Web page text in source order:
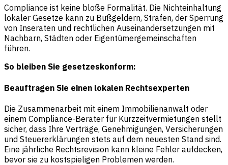
Compliance ist keine bloße Formalität. Die Nichteinhaltung
lokaler Gesetze kann zu Bußgeldern, Strafen, der Sperrung
von Inseraten und rechtlichen Auseinandersetzungen mit
Nachbarn, Städten oder Eigentümergemeinschaften
führen.
So bleiben Sie gesetzeskonform:
Beauftragen Sie einen lokalen Rechtsexperten
Die Zusammenarbeit mit einem Immobilienanwalt oder
einem Compliance-Berater für Kurzzeitvermietungen stellt
sicher, dass Ihre Verträge, Genehmigungen, Versicherungen
und Steuererklärungen stets auf dem neuesten Stand sind.
Eine jährliche Rechtsrevision kann kleine Fehler aufdecken,
bevor sie zu kostspieligen Problemen werden.